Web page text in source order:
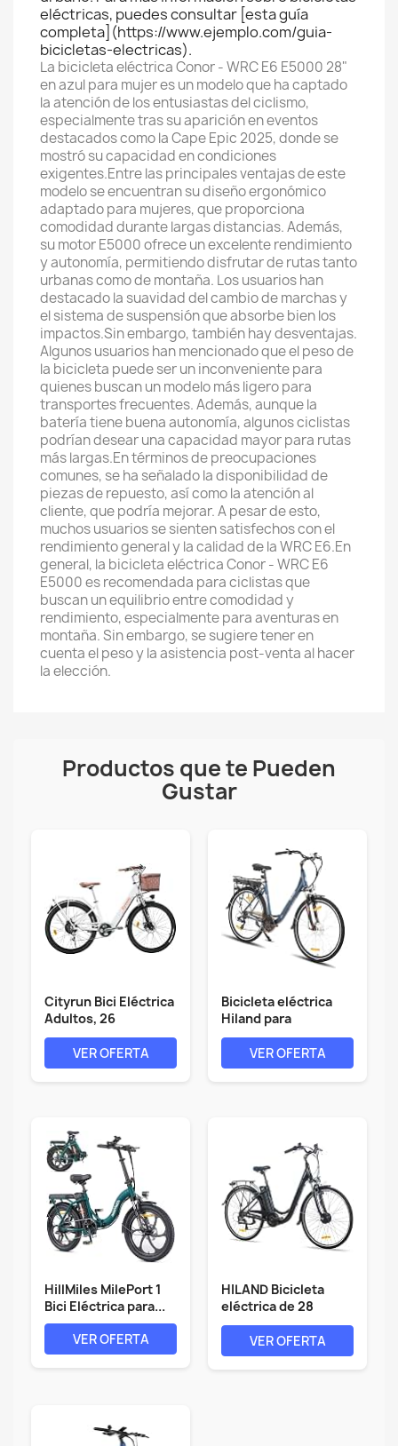
eléctricas, puedes consultar [esta guía
completa](https://www.ejemplo.com/guia-
bicicletas-electricas).
La bicicleta eléctrica Conor - WRC E6 E5000 28"
en azul para mujer es un modelo que ha captado
la atención de los entusiastas del ciclismo,
especialmente tras su aparición en eventos
destacados como la Cape Epic 2025, donde se
mostró su capacidad en condiciones
exigentes.Entre las principales ventajas de este
modelo se encuentran su diseño ergonómico
adaptado para mujeres, que proporciona
comodidad durante largas distancias. Además,
su motor E5000 ofrece un excelente rendimiento
y autonomía, permitiendo disfrutar de rutas tanto
urbanas como de montaña. Los usuarios han
destacado la suavidad del cambio de marchas y
el sistema de suspensión que absorbe bien los
impactos.Sin embargo, también hay desventajas.
Algunos usuarios han mencionado que el peso de
la bicicleta puede ser un inconveniente para
quienes buscan un modelo más ligero para
transportes frecuentes. Además, aunque la
batería tiene buena autonomía, algunos ciclistas
podrían desear una capacidad mayor para rutas
más largas.En términos de preocupaciones
comunes, se ha señalado la disponibilidad de
piezas de repuesto, así como la atención al
cliente, que podría mejorar. A pesar de esto,
muchos usuarios se sienten satisfechos con el
rendimiento general y la calidad de la WRC E6.En
general, la bicicleta eléctrica Conor - WRC E6
E5000 es recomendada para ciclistas que
buscan un equilibrio entre comodidad y
rendimiento, especialmente para aventuras en
montaña. Sin embargo, se sugiere tener en
cuenta el peso y la asistencia post-venta al hacer
la elección.
Productos que te Pueden
Gustar
Cityrun Bici Eléctrica
Adultos, 26
''Bicicleta...
VER OFERTA
Bicicleta eléctrica
Hiland para
adultos,...
VER OFERTA
HillMiles MilePort 1
Bici Eléctrica para...
VER OFERTA
HILAND Bicicleta
eléctrica de 28
pulgadas, 7...
VER OFERTA